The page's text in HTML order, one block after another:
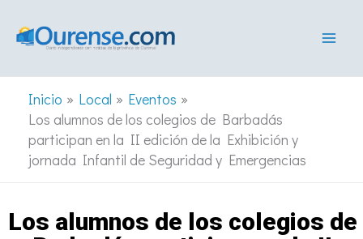
Inicio Local
Eventos
Los alumnos de los colegios de Barbadás
participan en la II edición de la Exhibición y
jornada Infantil de Seguridad y Emergencias
Los alumnos de los colegios de